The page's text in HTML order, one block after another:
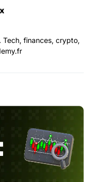
Tech, finances, crypto,